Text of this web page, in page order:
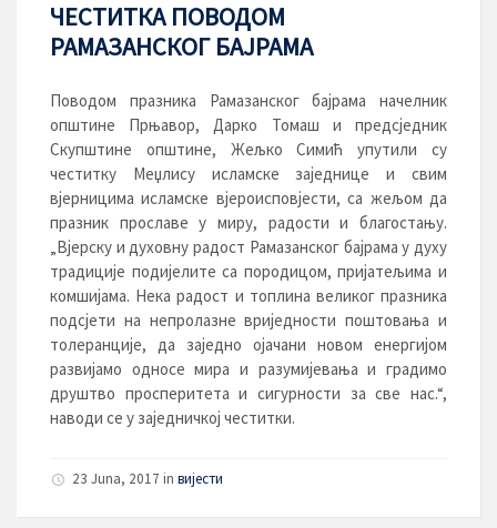
ЧЕСТИТКА ПОВОДОМ
РАМАЗАНСКОГ БАЈРАМА
Поводом празника Рамазанског бајрама начелник
општине Прњавор, Дарко Томаш и предсједник
Скупштине општине, Жељко Симић упутили су
честитку Меџлису исламске заједнице и свим
вјерницима исламске вјероисповјести, са жељом да
празник прославе у миру, радости и благостању.
„Вјерску и духовну радост Рамазанског бајрама у духу
традиције подијелите са породицом, пријатељима и
комшијама. Нека радост и топлина великог празника
подсјети на непролазне вриједности поштовања и
толеранције, да заједно ојачани новом енергијом
развијамо односе мира и разумијевања и градимо
друштво просперитета и сигурности за све нас.“,
наводи се у заједничкој честитки.
23 Juna, 2017 in вијести